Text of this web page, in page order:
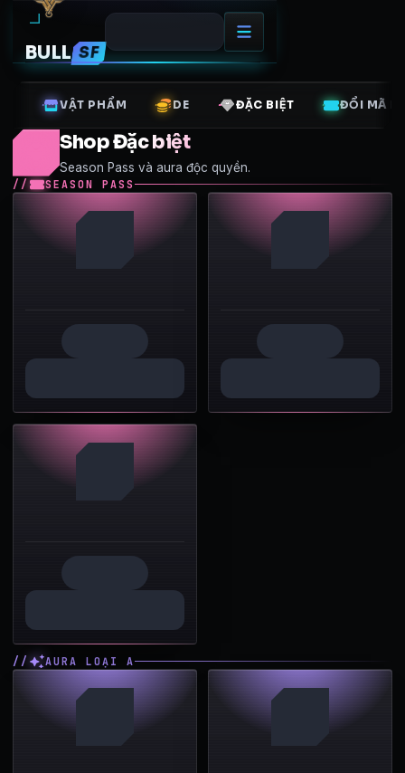
BULL SF
VẬT PHẨM DE ĐẶC BIỆT ĐỔI MÃ
Shop Đặc biệt
Season Pass và aura độc quyền.
SEASON PASS
AURA LOẠI A